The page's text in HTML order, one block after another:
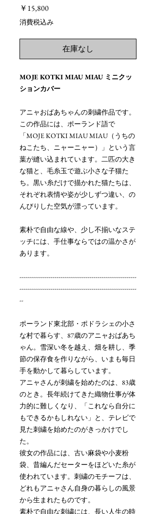
￥15,800価
格
消費税込み
在庫なし
MOJE KOTKI MIAU MIAU ミニクッ
ションカバー
アニャおばあちゃんの刺繍作品です。
この作品には、ポーランド語で
「MOJE KOTKI MIAU MIAU（うちの
ねこたち、ニャーニャー）」という言
葉が縫い込まれています。二匹の大き
な猫と、毛糸玉で遊ぶ小さな子猫た
ち。黒い糸だけで描かれた猫たちは、
それぞれ表情や姿が少しずつ違い、の
んびりした空気が漂っています。
素朴で自由な線や、少し不揃いなステ
ッチには、手仕事ならではの温かさが
あります。
------------------------------------------------------------
------------------------------------------------------------
--
ポーランド東北部・ポドラシェの小さ
な村で暮らす、87歳のアニャおばあち
ゃん。雪深い冬を越え、畑を耕し、季
節の保存食を作りながら、いまも毎日
手を動かして暮らしています。
アニャさんが刺繍を始めたのは、83歳
のとき。長年続けてきた織物仕事が体
力的に難しくなり、「これなら自分に
もできるかもしれない」と、テレビで
見た刺繍を始めたのがきっかけでし
た。
彼女の作品には、古い麻袋や小麦粉
袋、昔編んだセーターをほどいた糸が
使われています。刺繍のモチーフは、
どれもアニャさん自身の暮らしの風景
から生まれたものです。
素朴で自由な刺繍には、長い人生の時